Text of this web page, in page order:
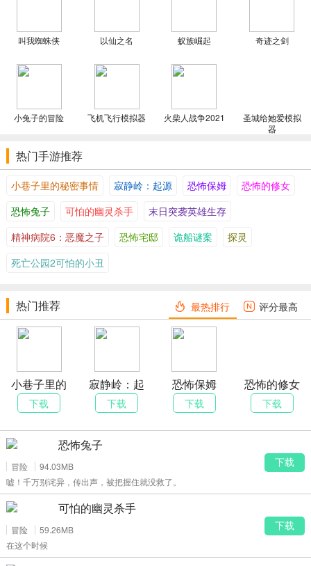
叫我蜘蛛侠 以仙之名 蚁族崛起 奇迹之剑
小兔子的冒险 飞机飞行模拟器 火柴人战争2021
圣城给她爱模拟
器
热门手游推荐
小巷子里的秘密事情 寂静岭：起源 恐怖保姆
恐怖的修女
恐怖兔子
可怕的幽灵杀手
末日突袭英雄生存
精神病院6：恶魔之子
恐怖宅邸 诡船谜案
探灵
死亡公园2可怕的小丑
热门推荐 最热排行 评分最高
小巷子里的
秘密事情
下载
寂静岭：起
源
下载
恐怖保姆
下载
恐怖的修女
下载
恐怖兔子
冒险
94.03MB
嘘！千万别诧异，传出声，被把握住就没救了。
下载
可怕的幽灵杀手
冒险
59.26MB
在这个时候
下载